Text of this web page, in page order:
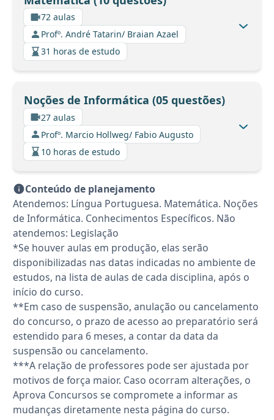
72 aulas
Profº. André Tatarin/ Braian Azael
31 horas de estudo
Noções de Informática (05 questões)
27 aulas
Profº. Marcio Hollweg/ Fabio Augusto
10 horas de estudo
Conteúdo de planejamento
Atendemos: Língua Portuguesa. Matemática. Noções
de Informática. Conhecimentos Específicos. Não
atendemos: Legislação
*Se houver aulas em produção, elas serão
disponibilizadas nas datas indicadas no ambiente de
estudos, na lista de aulas de cada disciplina, após o
início do curso.
**Em caso de suspensão, anulação ou cancelamento
do concurso, o prazo de acesso ao preparatório será
estendido para 6 meses, a contar da data da
suspensão ou cancelamento.
***A relação de professores pode ser ajustada por
motivos de força maior. Caso ocorram alterações, o
Aprova Concursos se compromete a informar as
mudanças diretamente nesta página do curso.